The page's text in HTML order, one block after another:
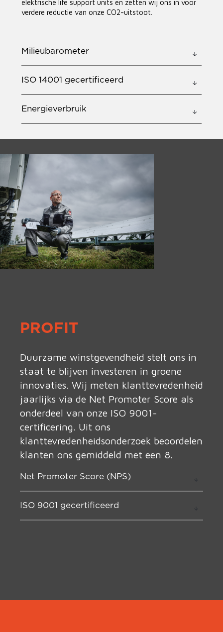
elektrische life support units en zetten wij ons in voor
verdere reductie van onze CO2-uitstoot.
Milieubarometer
ISO 14001 gecertificeerd
Energieverbruik
PROFIT
Duurzame winstgevendheid stelt ons in
staat te blijven investeren in groene
innovaties. Wij meten klanttevredenheid
jaarlijks via de Net Promoter Score als
onderdeel van onze ISO 9001-
certificering. Uit ons
klanttevredenheidsonderzoek beoordelen
klanten ons gemiddeld met een 8.
Net Promoter Score (NPS)
ISO 9001 gecertificeerd